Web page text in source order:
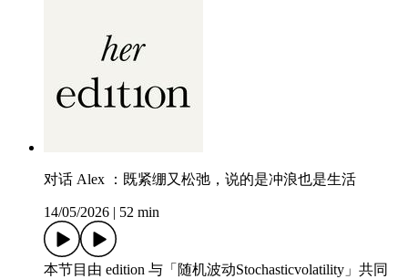
对话 Alex ：既紧绷又松弛，说的是冲浪也是生活
14/05/2026 52 min
本节目由 edition 与「随机波动Stochasticvolatility」共同